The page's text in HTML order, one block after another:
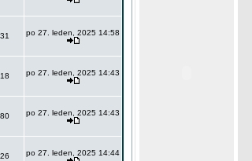
po 27. leden, 2025 14:58
po 27. leden, 2025 14:43
po 27. leden, 2025 14:43
po 27. leden, 2025 14:44